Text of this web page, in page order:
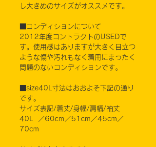
し大きめのサイズがオススメです。
■コンディションについて
2012年度コントラクトのUSEDで
す。使用感はありますが大きく目立つ
ような傷や汚れもなく着用にまったく
問題のないコンディションです。
■size40L寸法はおおよそ下記の通り
です。
サイズ表記/着丈/身幅/肩幅/袖丈
40L ／60cm／51cm／45cm／
70cm